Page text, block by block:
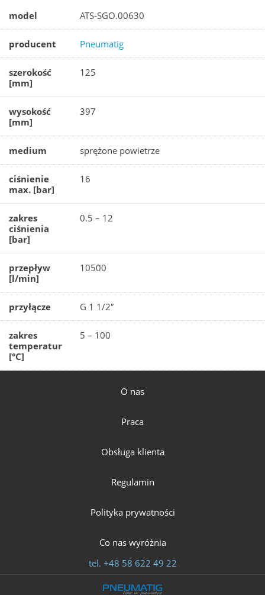
model ATS-SGO.00630
producent Pneumatig
szerokość
[mm]
125
wysokość
[mm]
397
medium sprężone powietrze
ciśnienie
max. [bar]
16
zakres
ciśnienia
[bar]
0.5 – 12
przepływ
[l/min]
10500
przyłącze G 1 1/2″
zakres
temperatur
[°C]
5 – 100
O nas
Praca
Obsługa klienta
Regulamin
Polityka prywatności
Co nas wyróżnia
tel. +48 58 622 49 22